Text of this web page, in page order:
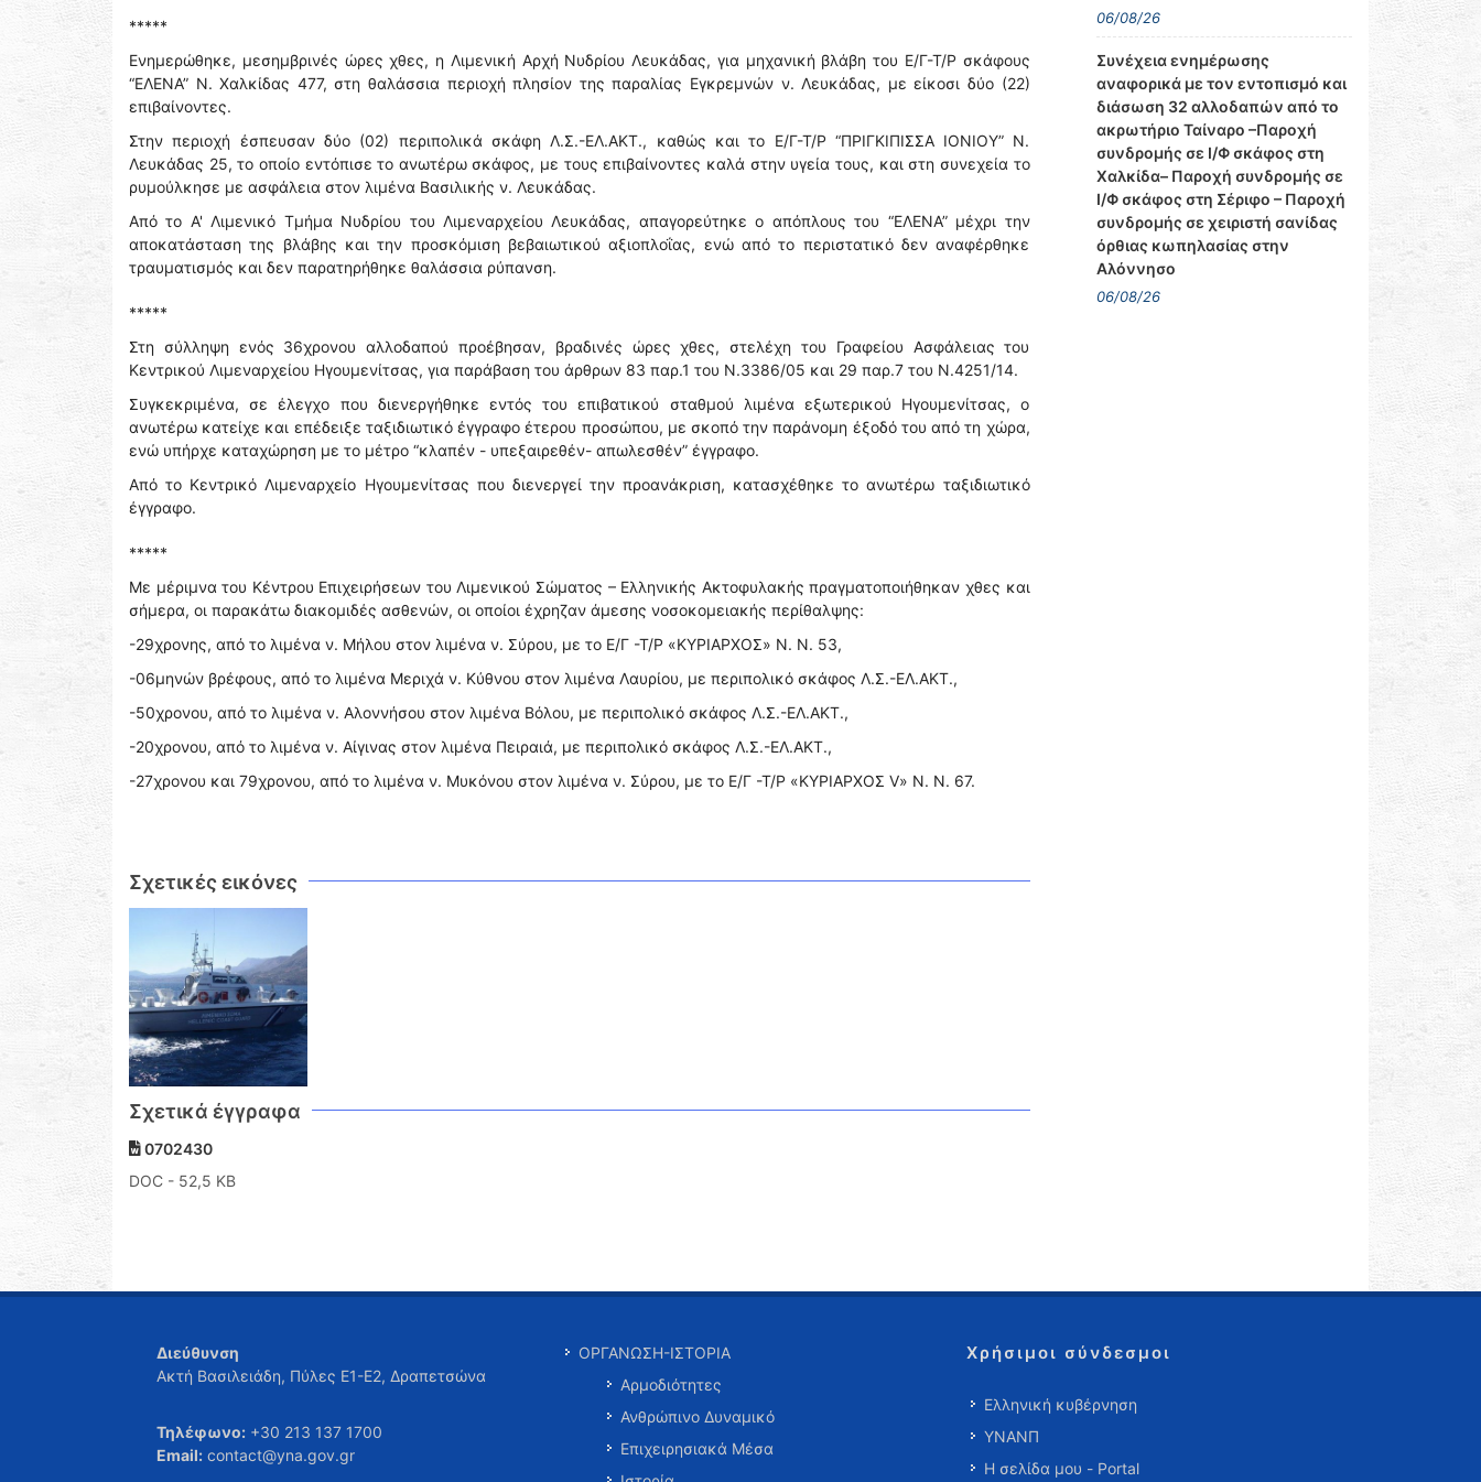
*****
Ενημερώθηκε, μεσημβρινές ώρες χθες, η Λιμενική Αρχή Νυδρίου Λευκάδας, για μηχανική βλάβη του Ε/Γ-Τ/Ρ σκάφους
“ΕΛΕΝΑ” Ν. Χαλκίδας 477, στη θαλάσσια περιοχή πλησίον της παραλίας Εγκρεμνών ν. Λευκάδας, με είκοσι δύο (22)
επιβαίνοντες.
Στην περιοχή έσπευσαν δύο (02) περιπολικά σκάφη Λ.Σ.-ΕΛ.ΑΚΤ., καθώς και το Ε/Γ-Τ/Ρ “ΠΡΙΓΚΙΠΙΣΣΑ ΙΟΝΙΟΥ” Ν.
Λευκάδας 25, το οποίο εντόπισε το ανωτέρω σκάφος, με τους επιβαίνοντες καλά στην υγεία τους, και στη συνεχεία το
ρυμούλκησε με ασφάλεια στον λιμένα Βασιλικής ν. Λευκάδας.
Από το Α' Λιμενικό Τμήμα Νυδρίου του Λιμεναρχείου Λευκάδας, απαγορεύτηκε ο απόπλους του “ΕΛΕΝΑ” μέχρι την
αποκατάσταση της βλάβης και την προσκόμιση βεβαιωτικού αξιοπλοΐας, ενώ από το περιστατικό δεν αναφέρθηκε
τραυματισμός και δεν παρατηρήθηκε θαλάσσια ρύπανση.
*****
Στη σύλληψη ενός 36χρονου αλλοδαπού προέβησαν, βραδινές ώρες χθες, στελέχη του Γραφείου Ασφάλειας του
Κεντρικού Λιμεναρχείου Ηγουμενίτσας, για παράβαση του άρθρων 83 παρ.1 του Ν.3386/05 και 29 παρ.7 του Ν.4251/14.
Συγκεκριμένα, σε έλεγχο που διενεργήθηκε εντός του επιβατικού σταθμού λιμένα εξωτερικού Ηγουμενίτσας, ο
ανωτέρω κατείχε και επέδειξε ταξιδιωτικό έγγραφο έτερου προσώπου, με σκοπό την παράνομη έξοδό του από τη χώρα,
ενώ υπήρχε καταχώρηση με το μέτρο “κλαπέν - υπεξαιρεθέν- απωλεσθέν” έγγραφο.
Από το Κεντρικό Λιμεναρχείο Ηγουμενίτσας που διενεργεί την προανάκριση, κατασχέθηκε το ανωτέρω ταξιδιωτικό
έγγραφο.
*****
Με μέριμνα του Κέντρου Επιχειρήσεων του Λιμενικού Σώματος – Ελληνικής Ακτοφυλακής πραγματοποιήθηκαν χθες και
σήμερα, οι παρακάτω διακομιδές ασθενών, οι οποίοι έχρηζαν άμεσης νοσοκομειακής περίθαλψης:
-29χρονης, από το λιμένα ν. Μήλου στον λιμένα ν. Σύρου, με το Ε/Γ -Τ/Ρ «ΚΥΡΙΑΡΧΟΣ» Ν. Ν. 53,
-06μηνών βρέφους, από το λιμένα Μεριχά ν. Κύθνου στον λιμένα Λαυρίου, με περιπολικό σκάφος Λ.Σ.-ΕΛ.ΑΚΤ.,
-50χρονου, από το λιμένα ν. Αλοννήσου στον λιμένα Βόλου, με περιπολικό σκάφος Λ.Σ.-ΕΛ.ΑΚΤ.,
-20χρονου, από το λιμένα ν. Αίγινας στον λιμένα Πειραιά, με περιπολικό σκάφος Λ.Σ.-ΕΛ.ΑΚΤ.,
-27χρονου και 79χρονου, από το λιμένα ν. Μυκόνου στον λιμένα ν. Σύρου, με το Ε/Γ -Τ/Ρ «ΚΥΡΙΑΡΧΟΣ V» Ν. Ν. 67.
Σχετικές εικόνες
Σχετικά έγγραφα
0702430
DOC - 52,5 KB
06/08/26
Συνέχεια ενημέρωσης
αναφορικά με τον εντοπισμό και
διάσωση 32 αλλοδαπών από το
ακρωτήριο Ταίναρο –Παροχή
συνδρομής σε Ι/Φ σκάφος στη
Χαλκίδα– Παροχή συνδρομής σε
Ι/Φ σκάφος στη Σέριφο – Παροχή
συνδρομής σε χειριστή σανίδας
όρθιας κωπηλασίας στην
Αλόννησο
06/08/26
Διεύθυνση
Ακτή Βασιλειάδη, Πύλες Ε1-Ε2, Δραπετσώνα
Τηλέφωνο: +30 213 137 1700
Email: contact@yna.gov.gr
ΟΡΓΑΝΩΣΗ-ΙΣΤΟΡΙΑ
Αρμοδιότητες
Ανθρώπινο Δυναμικό
Επιχειρησιακά Μέσα
Χρήσιμοι σύνδεσμοι
Ελληνική κυβέρνηση
ΥΝΑΝΠ
Η σελίδα μου - Portal